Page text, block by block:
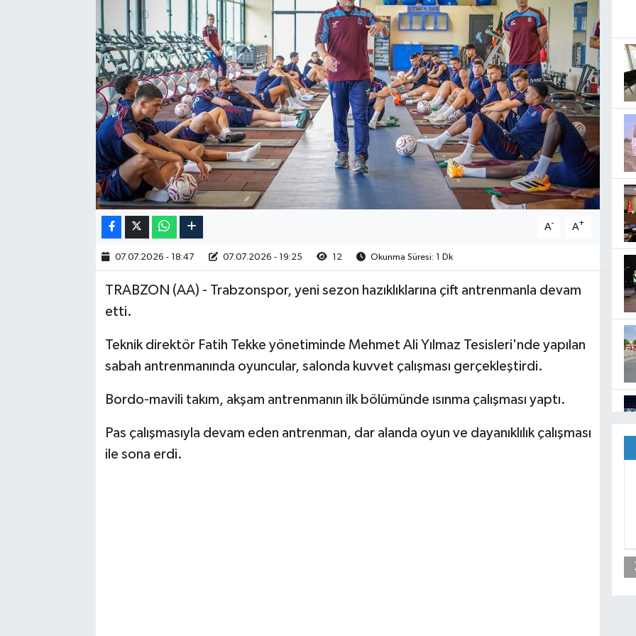
A- A+
07.07.2026 - 18:47 07.07.2026 - 19:25 12 Okunma Süresi: 1 Dk
TRABZON (AA) - Trabzonspor, yeni sezon hazıklıklarına çift antrenmanla devam
etti.
Teknik direktör Fatih Tekke yönetiminde Mehmet Ali Yılmaz Tesisleri'nde yapılan
sabah antrenmanında oyuncular, salonda kuvvet çalışması gerçekleştirdi.
Bordo-mavili takım, akşam antrenmanın ilk bölümünde ısınma çalışması yaptı.
Pas çalışmasıyla devam eden antrenman, dar alanda oyun ve dayanıklılık çalışması
ile sona erdi.
RESMİ İLAN